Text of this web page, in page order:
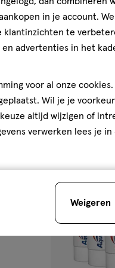
75 ML
Aquafresh
Tandpasta 75
5
sterren
op
basis
14
reviews
aan
in je account.
klantinzichten te
advertenties in het
voor al onze cookies.
Wil je je
altijd wijzigen of
verwerken lees je in
Weigeren